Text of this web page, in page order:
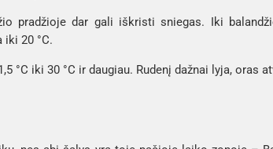
pradžioje dar gali iškristi sniegas. Iki
iki 20 °C.
°C iki 30 °C ir daugiau. Rudenį dažnai lyja, oras